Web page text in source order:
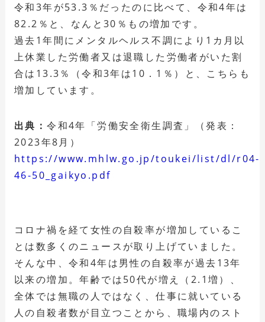
令和3年が53.3％だったのに比べて、令和4年は
82.2％と、なんと30％もの増加です。
過去1年間にメンタルヘルス不調により1カ月以
上休業した労働者又は退職した労働者がいた割
合は13.3％（令和3年は10．1％）と、こちらも
増加しています。
出典：令和4年「労働安全衛生調査」（発表：
2023年8月）
https://www.mhlw.go.jp/toukei/list/dl/r04-
46-50_gaikyo.pdf
コロナ禍を経て女性の自殺率が増加しているこ
とは数多くのニュースが取り上げていました。
そんな中、令和4年は男性の自殺率が過去13年
以来の増加。年齢では50代が増え（2.1増）、
全体では無職の人ではなく、仕事に就いている
人の自殺者数が目立つことから、職場内のスト